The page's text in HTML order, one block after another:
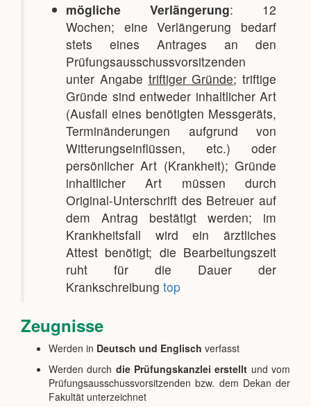
mögliche Verlängerung: 12
Wochen; eine Verlängerung bedarf
stets eines Antrages an den
Prüfungsausschussvorsitzenden
unter Angabe triftiger Gründe; triftige
Gründe sind entweder inhaltlicher Art
(Ausfall eines benötigten Messgeräts,
Terminänderungen aufgrund von
Witterungseinflüssen, etc.) oder
persönlicher Art (Krankheit); Gründe
inhaltlicher Art müssen durch
Original-Unterschrift des Betreuer auf
dem Antrag bestätigt werden; im
Krankheitsfall wird ein ärztliches
Attest benötigt; die Bearbeitungszeit
ruht für die Dauer der
Krankschreibung top
Zeugnisse
Werden in Deutsch und Englisch verfasst
Werden durch die Prüfungskanzlei erstellt und vom
Prüfungsausschussvorsitzenden bzw. dem Dekan der
Fakultät unterzeichnet